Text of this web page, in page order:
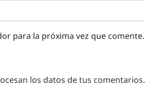
para la próxima vez que comente.
los datos de tus comentarios.